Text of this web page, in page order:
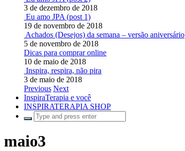
3 de dezembro de 2018
Eu amo JPA (post 1)
19 de novembro de 2018
Achados (Desejos) da semana – versão aniversário
5 de novembro de 2018
Dicas para comprar online
10 de maio de 2018
Inspira, respira, não pira
3 de maio de 2018
Previous Next
InspiraTerapia e você
INSPIRATERAPIA SHOP
maio3